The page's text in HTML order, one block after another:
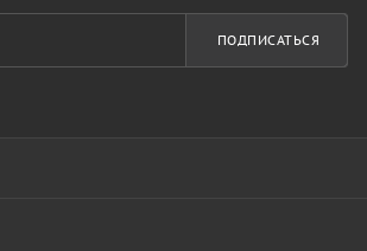
ПОДПИСАТЬСЯ